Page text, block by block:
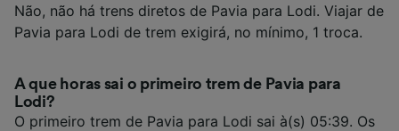
Não, não há trens diretos de Pavia para Lodi. Viajar de
Pavia para Lodi de trem exigirá, no mínimo, 1 troca.
A que horas sai o primeiro trem de Pavia para
Lodi?
O primeiro trem de Pavia para Lodi sai à(s) 05:39. Os